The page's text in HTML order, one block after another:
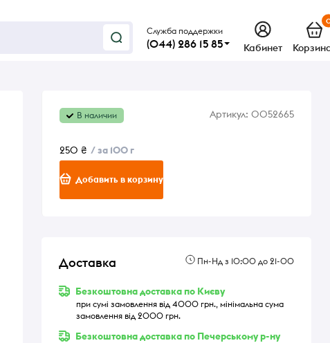
Служба поддержки
(044) 286 15 85 Кабинет
В наличии Артикул: 0052665
250 ₴ / за 100 г
Добавить в корзину
Доставка Пн-Нд з 10:00 до 21-00
Безкоштовна доставка по Києву
при сумі замовлення від 4000 грн., мінімальна сума
замовлення від 2000 грн.
Безкоштовна доставка по Печерському р-ну